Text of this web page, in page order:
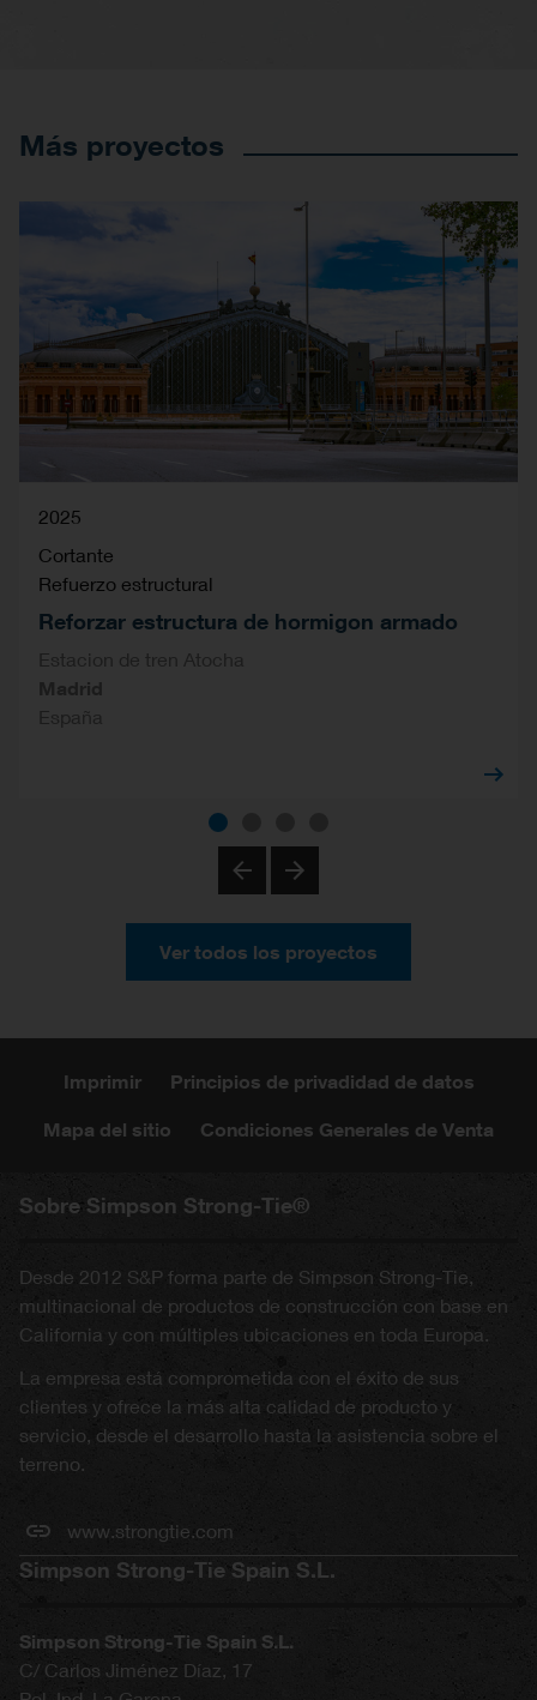
Más proyectos
2025
Cortante
Refuerzo estructural
Reforzar estructura de hormigon armado
Estacion de tren Atocha
Madrid
España
Ver todos los proyectos
Imprimir Principios de privadidad de datos
Mapa del sitio Condiciones Generales de Venta
Sobre Simpson Strong-Tie®
Desde 2012 S&P forma parte de Simpson Strong-Tie,
multinacional de productos de construcción con base en
California y con múltiples ubicaciones en toda Europa.
La empresa está comprometida con el éxito de sus
clientes y ofrece la más alta calidad de producto y
servicio, desde el desarrollo hasta la asistencia sobre el
terreno.
www.strongtie.com
Simpson Strong-Tie Spain S.L.
Simpson Strong-Tie Spain S.L.
C/ Carlos Jiménez Díaz, 17